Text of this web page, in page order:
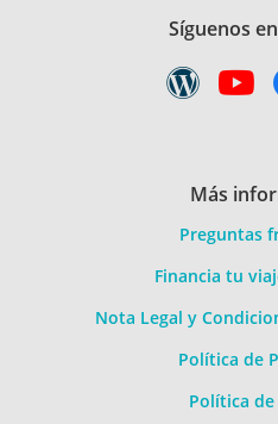
Síguenos
Más
Preguntas
Financia tu
Nota Legal y
Política de
Política